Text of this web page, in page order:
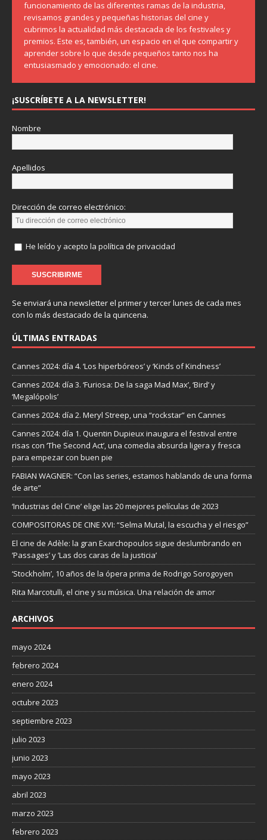
funcionamiento de las diferentes ramas de la industria,
revisamos grandes y pequeñas historias del cine y
cubrimos la actualidad más destacada de los festivales y
premios. Este es, también, un espacio en el que compartir y
aprender sobre lo que desde pequeños tanto nos ha
entusiasmado y emocionado: el cine.
¡SUSCRÍBETE A LA NEWSLETTER!
Nombre
Apellidos
Dirección de correo electrónico:
He leído y acepto la política de privacidad
Se enviará una newsletter el primer y tercer lunes de cada mes
con lo más destacado de la quincena.
ÚLTIMAS ENTRADAS
Cannes 2024: día 4. ‘Los hiperbóreos’ y ‘Kinds of Kindness’
Cannes 2024: día 3. ‘Furiosa: De la saga Mad Max’, ‘Bird’ y
‘Megalópolis’
Cannes 2024: día 2. Meryl Streep, una “rockstar” en Cannes
Cannes 2024: día 1. Quentin Dupieux inaugura el festival entre
risas con ‘The Second Act’, una comedia absurda ligera y fresca
para empezar con buen pie
FABIAN WAGNER: “Con las series, estamos hablando de una forma
de arte”
‘Industrias del Cine’ elige las 20 mejores películas de 2023
COMPOSITORAS DE CINE XVI: “Selma Mutal, la escucha y el riesgo”
El cine de Adèle: la gran Exarchopoulos sigue deslumbrando en
’Passages’ y ’Las dos caras de la justicia’
‘Stockholm’, 10 años de la ópera prima de Rodrigo Sorogoyen
Rita Marcotulli, el cine y su música. Una relación de amor
ARCHIVOS
mayo 2024
febrero 2024
enero 2024
octubre 2023
septiembre 2023
julio 2023
junio 2023
mayo 2023
abril 2023
marzo 2023
febrero 2023